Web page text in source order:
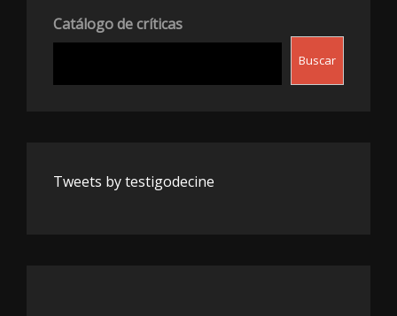
Catálogo de críticas
Buscar
Tweets by testigodecine